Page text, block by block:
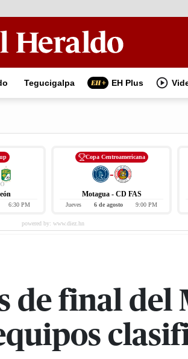
Tegucigalpa EH Plus
6:30 PM
Copa Centroamericana
-
Motagua - CD FAS
Jueves 6 de agosto 9:00 PM
de final del